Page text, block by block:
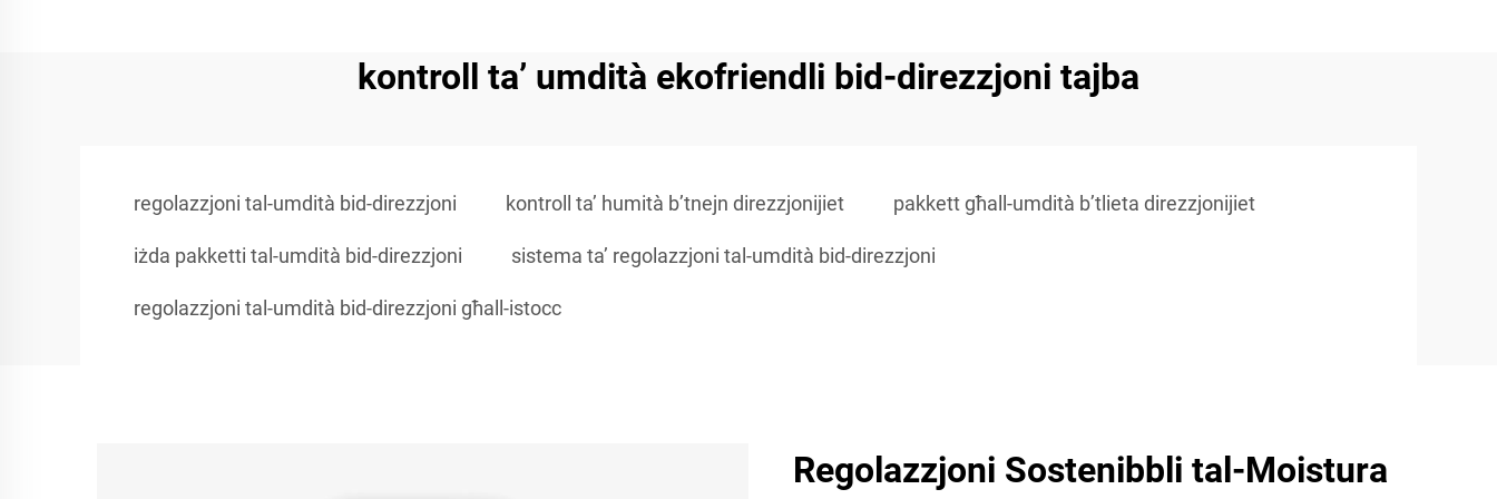
kontroll ta’ umdità ekofriendli bid-direzzjoni tajba
regolazzjoni tal-umdità bid-direzzjoni kontroll ta’ humità b’tnejn direzzjonijiet pakkett għall-umdità b’tlieta direzzjonijiet
iżda pakketti tal-umdità bid-direzzjoni sistema ta’ regolazzjoni tal-umdità bid-direzzjoni
regolazzjoni tal-umdità bid-direzzjoni għall-istocc
Regolazzjoni Sostenibbli tal-Moistura